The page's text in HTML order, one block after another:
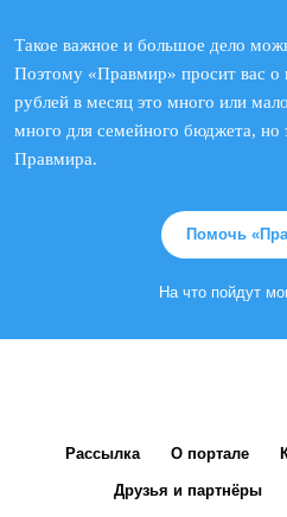
Такое важное и большое дело
Поэтому «Правмир» просит вас
рублей в месяц это много или
много для семейного бюджета, но
Правмира.
Помочь
На что пойдут
Рассылка О портале
Друзья и партнёры